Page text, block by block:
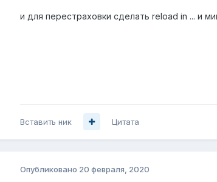
и для перестраховки сделать reload in ... и
Вставить ник Цитата
Опубликовано 20 февраля, 2020